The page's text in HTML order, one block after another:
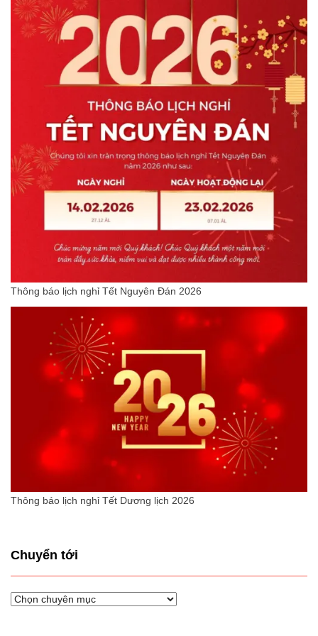
Thông báo lịch nghỉ Tết Nguyên Đán 2026
Thông báo lịch nghỉ Tết Dương lịch 2026
Chuyển tới
Chuyển